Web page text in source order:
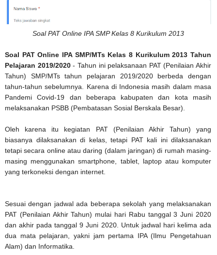
Soal PAT Online IPA SMP Kelas 8 Kurikulum 2013
Soal PAT Online IPA SMP/MTs Kelas 8 Kurikulum 2013 Tahun
Pelajaran 2019/2020- Tahun ini pelaksanaan PAT (Penilaian Akhir
Tahun) SMP/MTs tahun pelajaran 2019/2020 berbeda dengan
tahun-tahun sebelumnya. Karena di Indonesia masih dalam masa
Pandemi Covid-19 dan beberapa kabupaten dan kota masih
melaksanakan PSBB (Pembatasan Sosial Berskala Besar).
Oleh karena itu kegiatan PAT (Penilaian Akhir Tahun) yang
biasanya dilaksanakan di kelas, tetapi PAT kali ini dilaksanakan
tetapi secara online atau daring (dalam jaringan) di rumah masing-
masing menggunakan smartphone, tablet, laptop atau komputer
yang terkoneksi dengan internet.
Sesuai dengan jadwal ada beberapa sekolah yang melaksanakan
PAT (Penilaian Akhir Tahun) mulai hari Rabu tanggal 3 Juni 2020
dan akhir pada tanggal 9 Juni 2020. Untuk jadwal hari kelima ada
dua mata pelajaran, yakni jam pertama IPA (Ilmu Pengetahuan
Alam) dan Informatika.